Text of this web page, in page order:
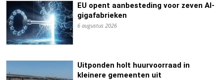
EU opent aanbesteding voor zeven AI-
gigafabrieken
6 augustus 2026
Uitponden holt huurvoorraad in
kleinere gemeenten uit